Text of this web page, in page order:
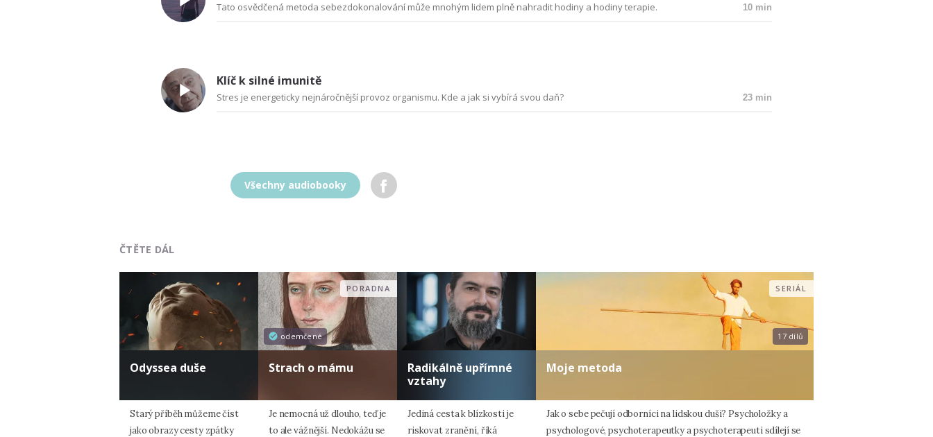
Tato osvědčená metoda sebezdokonalování může mnohým lidem plně nahradit hodiny a hodiny terapie. 10 min
Klíč k silné imunitě
Stres je energeticky nejnáročnější provoz organismu. Kde a jak si vybírá svou daň? 23 min
Všechny audiobooky
ČTĚTE DÁL
Odyssea duše
Starý příběh můžeme číst
jako obrazy cesty zpátky
odemčené
PORADNA
Strach o mámu
Je nemocná už dlouho, teď je
to ale vážnější. Nedokážu se
Radikálně upřímné
vztahy
Jediná cesta k blízkosti je
riskovat zranění, říká
SERIÁL
17 dílů
Moje metoda
Jak o sebe pečují odborníci na lidskou duši? Psycholožky a
psychologové, psychoterapeutky a psychoterapeuti sdílejí se